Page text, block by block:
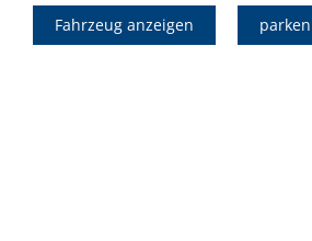
Fahrzeug anzeigen parken